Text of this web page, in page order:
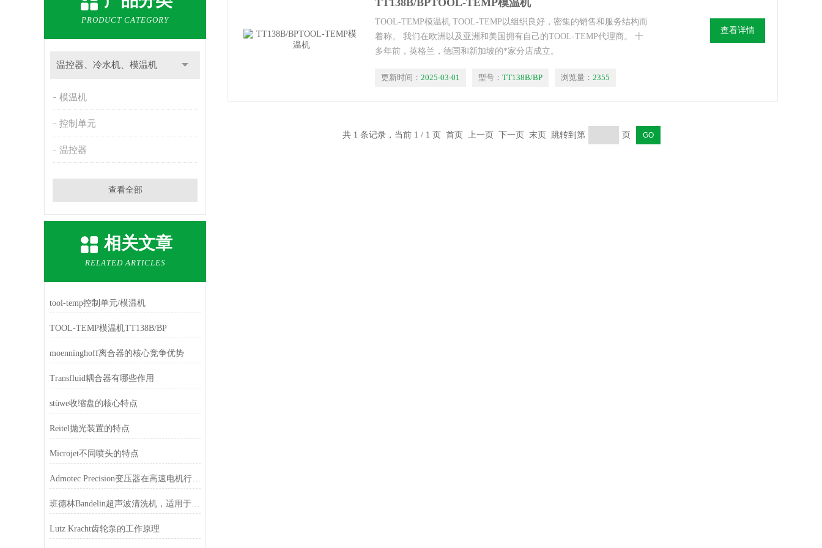
PRODUCT CATEGORY
温控器、冷水机、模温机
模温机
控制单元
温控器
查看全部
相关文章
RELATED ARTICLES
tool-temp控制单元/模温机
TOOL-TEMP模温机TT138B/BP
moenninghoff离合器的核心竞争优势
Transfluid耦合器有哪些作用
stüwe收缩盘的核心特点
Reitel抛光装置的特点
Microjet不同喷头的特点
Admotec Precision变压器在高速电机行业的应用特点
班德林Bandelin超声波清洗机，适用于实验室和车间
Lutz Kracht齿轮泵的工作原理
TT138B/BPTOOL-TEMP模温机
TOOL-TEMP模温机 TOOL-TEMP以组织良好，密集的销售和服务结构而
着称。 我们在欧洲以及亚洲和美国拥有自己的TOOL-TEMP代理商。 十
多年前，英格兰，德国和新加坡的*家分店成立。
更新时间： 2025-03-01 型号： TT138B/BP 浏览量： 2355
查看详情
共 1 条记录，当前 1 / 1 页 首页 上一页 下一页 末页 跳转到第 页